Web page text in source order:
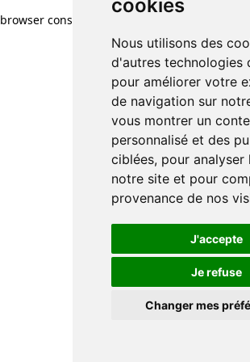
cookies
Nous utilisons des
d'autres technologies
pour améliorer votre
de navigation sur
vous montrer un
personnalisé et des
ciblées, pour
notre site et pour
provenance de nos
J'accepte
Je refuse
Changer mes
browser console for more information)